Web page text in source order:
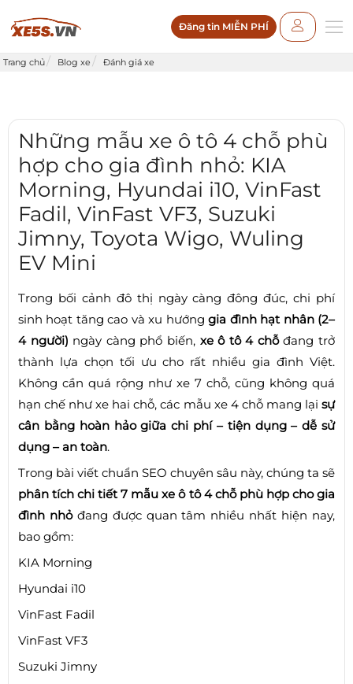
Đăng tin MIỄN PHÍ
Trang chủ Blog xe Đánh giá xe
Những mẫu xe ô tô 4 chỗ phù
hợp cho gia đình nhỏ: KIA
Morning, Hyundai i10, VinFast
Fadil, VinFast VF3, Suzuki
Jimny, Toyota Wigo, Wuling
EV Mini
Trong bối cảnh đô thị ngày càng đông đúc, chi phí
sinh hoạt tăng cao và xu hướnggia đình hạt nhân (2–
4 người) ngày càng phổ biến, xe ô tô 4 chỗđang trở
thành lựa chọn tối ưu cho rất nhiều gia đình Việt.
Không cần quá rộng như xe 7 chỗ, cũng không quá
hạn chế như xe hai chỗ, các mẫu xe 4 chỗ mang lại sự
cân bằng hoàn hảo giữa chi phí – tiện dụng – dễ sử
dụng – an toàn.
Trong bài viết chuẩn SEO chuyên sâu này, chúng ta sẽ
phân tích chi tiết 7 mẫu xe ô tô 4 chỗ phù hợp cho gia
đình nhỏđang được quan tâm nhiều nhất hiện nay,
bao gồm:
KIA Morning
Hyundai i10
VinFast Fadil
VinFast VF3
Suzuki Jimny